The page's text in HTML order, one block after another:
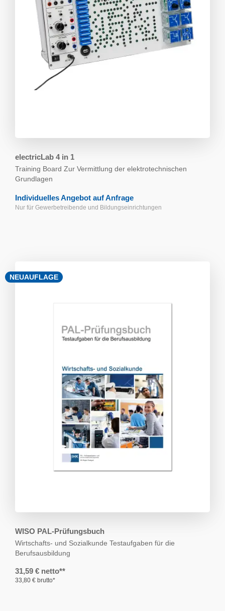
electricLab 4 in 1
Training Board Zur Vermittlung der elektrotechnischen
Grundlagen
Individuelles Angebot auf Anfrage
Nur für Gewerbetreibende und Bildungs­einrichtungen
NEUAUFLAGE
WISO PAL-Prüfungsbuch
Wirtschafts- und Sozialkunde Testaufgaben für die
Berufsausbildung
31,59 € netto**
33,80 € brutto*